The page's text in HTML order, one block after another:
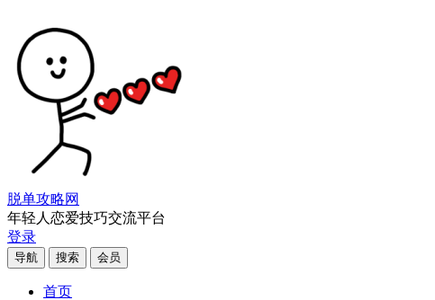
脱单攻略网
年轻人恋爱技巧交流平台
登录
导航 搜索 会员
首页